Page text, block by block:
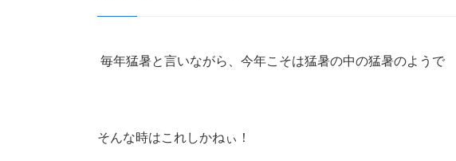
毎年猛暑と言いながら、今年こそは猛暑の中の猛暑のようで
そんな時はこれしかねぃ！